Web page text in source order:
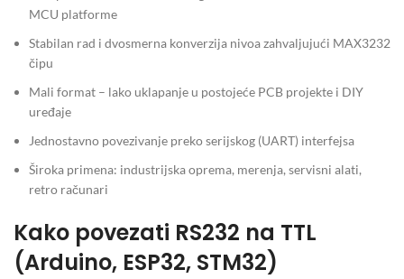
MCU platforme
Stabilan rad i dvosmerna konverzija nivoa zahvaljujući MAX3232
čipu
Mali format – lako uklapanje u postojeće PCB projekte i DIY
uređaje
Jednostavno povezivanje preko serijskog (UART) interfejsa
Široka primena: industrijska oprema, merenja, servisni alati,
retro računari
Kako povezati RS232 na TTL
(Arduino, ESP32, STM32)